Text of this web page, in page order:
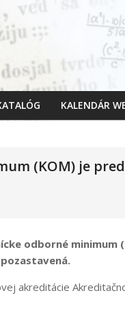
Primary
KALENDÁR
(KOM) je
odborné minimum
akreditácie